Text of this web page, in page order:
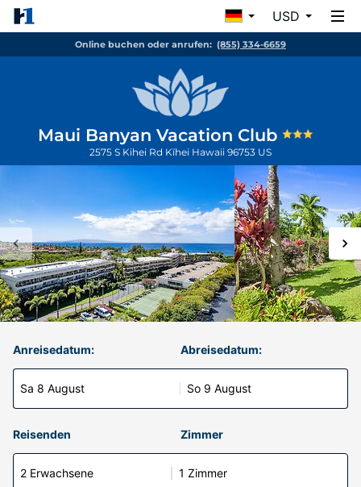
USD
Online buchen oder anrufen: (855) 334-6659
Maui Banyan Vacation Club
2575 S Kihei Rd Kīhei Hawaii 96753 US
Anreisedatum:
Sa 8 August
Abreisedatum:
So 9 August
Reisenden Zimmer
2 Erwachsene 1 Zimmer